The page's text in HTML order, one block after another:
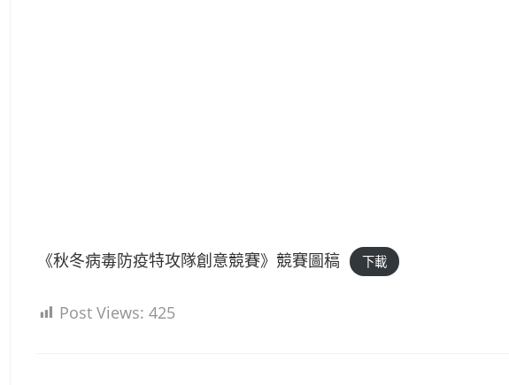
《秋冬病毒防疫特攻隊創意競賽》競賽圖稿 下載
Post Views: 425